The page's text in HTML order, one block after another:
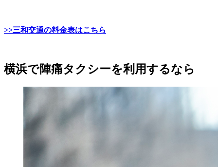
>>三和交通の料金表はこちら
横浜で陣痛タクシーを利用するなら